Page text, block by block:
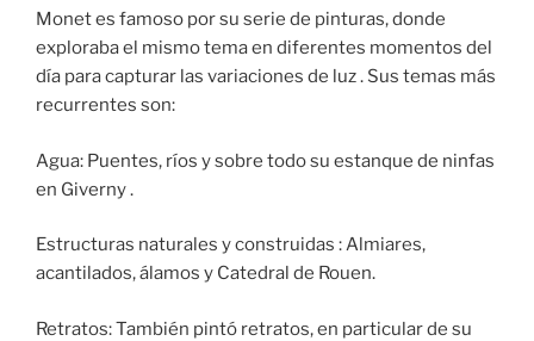
Monet es famoso por su serie de pinturas, donde
exploraba el mismo tema en diferentes momentos del
día para capturar las variaciones de luz . Sus temas más
recurrentes son:
Agua: Puentes, ríos y sobre todo su estanque de ninfas
en Giverny .
Estructuras naturales y construidas : Almiares,
acantilados, álamos y Catedral de Rouen.
Retratos: También pintó retratos, en particular de su